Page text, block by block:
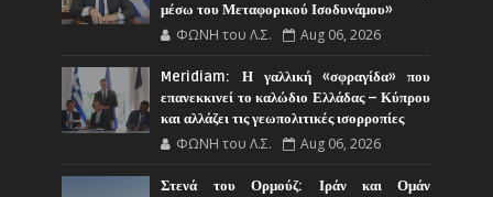
μέσω του Μεταφορικού Ισοδυνάμου»
ΦΩΝΗ του Λ.Σ. Aug 06, 2026
Meridiam: Η γαλλική «σφραγίδα» που
επανεκκινεί το καλώδιο Ελλάδας – Κύπρου
και αλλάζει τις γεωπολιτικές ισορροπίες
ΦΩΝΗ του Λ.Σ. Aug 06, 2026
Στενά του Ορμούζ: Ιράν και Ομάν